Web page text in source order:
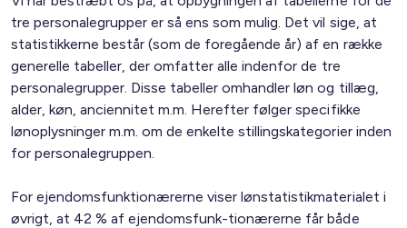
tre personalegrupper er så ens som mulig. Det vil sige, at
statistikkerne består (som de foregående år) af en række
generelle tabeller, der omfatter alle indenfor de tre
personalegrupper. Disse tabeller omhandler løn og tillæg,
alder, køn, anciennitet m.m. Herefter følger specifikke
lønoplysninger m.m. om de enkelte stillingskategorier inden
for personalegruppen.
For ejendomsfunktionærerne viser lønstatistikmaterialet i
øvrigt, at 42 % af ejendomsfunk-tionærerne får både